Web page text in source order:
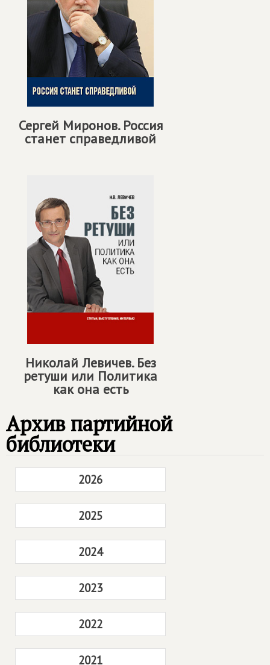
Сергей Миронов. Россия
станет справедливой
Николай Левичев. Без
ретуши или Политика
как она есть
Архив партийной
библиотеки
2026
2025
2024
2023
2022
2021